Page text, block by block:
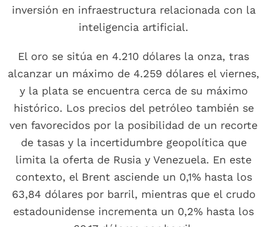
inversión en infraestructura relacionada con la
inteligencia artificial.
El oro se sitúa en 4.210 dólares la onza, tras
alcanzar un máximo de 4.259 dólares el viernes,
y la plata se encuentra cerca de su máximo
histórico. Los precios del petróleo también se
ven favorecidos por la posibilidad de un recorte
de tasas y la incertidumbre geopolítica que
limita la oferta de Rusia y Venezuela. En este
contexto, el Brent asciende un 0,1% hasta los
63,84 dólares por barril, mientras que el crudo
estadounidense incrementa un 0,2% hasta los